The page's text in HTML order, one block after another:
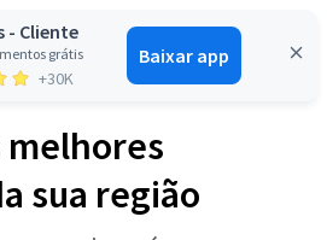
- Cliente
grátis
+30K
Baixar app
Entrar
melhores
sua região